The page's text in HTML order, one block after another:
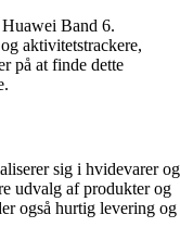
Huawei Band 6.
aktivitetstrackere,
på at finde dette
sig i hvidevarer og
udvalg af produkter og
også hurtig levering og